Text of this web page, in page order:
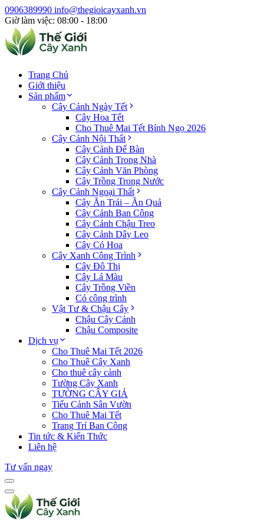
0906389990 info@thegioicayxanh.vn
Giờ làm việc: 08:00 - 18:00
Trang Chủ
Giới thiệu
Sản phẩm
Cây Cảnh Ngày Tết
Cây Hoa Tết
Cho Thuê Mai Tết Bính Ngọ 2026
Cây Cảnh Nội Thất
Cây Cảnh Để Bàn
Cây Cảnh Trong Nhà
Cây Cảnh Văn Phòng
Cây Trồng Trong Nước
Cây Cảnh Ngoại Thất
Cây Ăn Trái – Ăn Quả
Cây Cảnh Ban Công
Cây Cảnh Chậu Treo
Cây Cảnh Dây Leo
Cây Có Hoa
Cây Xanh Công Trình
Cây Đô Thị
Cây Lá Màu
Cây Trồng Viền
Cỏ công trình
Vật Tư & Chậu Cây
Chậu Cây Cảnh
Chậu Composite
Dịch vụ
Cho Thuê Mai Tết 2026
Cho Thuê Cây Xanh
Cho thuê cây cảnh
Tường Cây Xanh
TƯỜNG CÂY GIẢ
Tiểu Cảnh Sân Vườn
Cho Thuê Mai Tết
Trang Trí Ban Công
Tin tức & Kiến Thức
Liên hệ
Tư vấn ngay